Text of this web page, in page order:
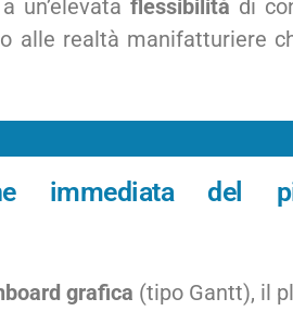
un’elevata flessibilità di
alle realtà manifatturiere
immediata del
grafica (tipo Gantt), il